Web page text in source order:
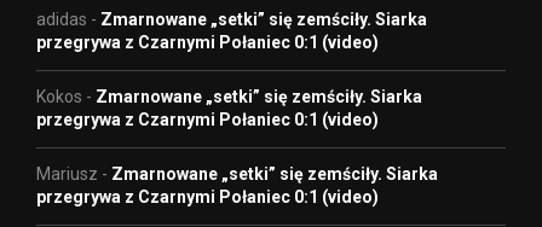
adidas - Zmarnowane „setki” się zemściły. Siarka
przegrywa z Czarnymi Połaniec 0:1 (video)
Kokos - Zmarnowane „setki” się zemściły. Siarka
przegrywa z Czarnymi Połaniec 0:1 (video)
Mariusz - Zmarnowane „setki” się zemściły. Siarka
przegrywa z Czarnymi Połaniec 0:1 (video)